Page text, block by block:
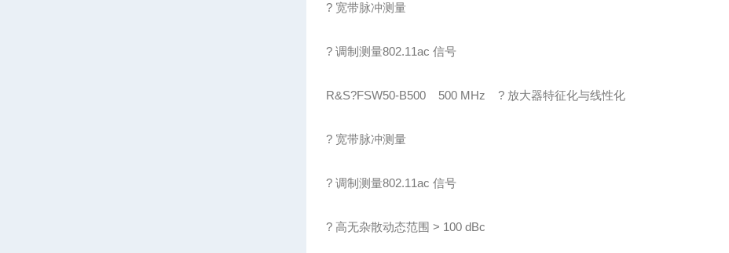
? 宽带脉冲测量
? 调制测量802.11ac 信号
R&S?FSW50-B500 500 MHz ? 放大器特征化与线性化
? 宽带脉冲测量
? 调制测量802.11ac 信号
? 高无杂散动态范围 > 100 dBc